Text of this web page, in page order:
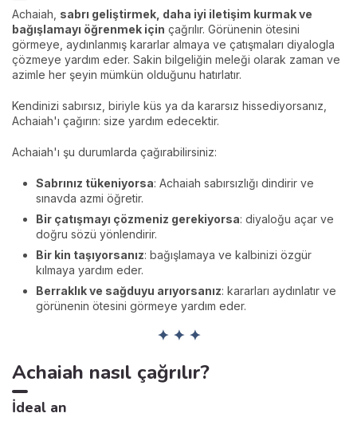
Achaiah, sabrı geliştirmek, daha iyi iletişim kurmak ve
bağışlamayı öğrenmek için çağrılır. Görünenin ötesini
görmeye, aydınlanmış kararlar almaya ve çatışmaları diyalogla
çözmeye yardım eder. Sakin bilgeliğin meleği olarak zaman ve
azimle her şeyin mümkün olduğunu hatırlatır.
Kendinizi sabırsız, biriyle küs ya da kararsız hissediyorsanız,
Achaiah'ı çağırın: size yardım edecektir.
Achaiah'ı şu durumlarda çağırabilirsiniz:
Sabrınız tükeniyorsa: Achaiah sabırsızlığı dindirir ve
sınavda azmi öğretir.
Bir çatışmayı çözmeniz gerekiyorsa: diyaloğu açar ve
doğru sözü yönlendirir.
Bir kin taşıyorsanız: bağışlamaya ve kalbinizi özgür
kılmaya yardım eder.
Berraklık ve sağduyu arıyorsanız: kararları aydınlatır ve
görünenin ötesini görmeye yardım eder.
✦ ✦ ✦
Achaiah nasıl çağrılır?
İdeal an